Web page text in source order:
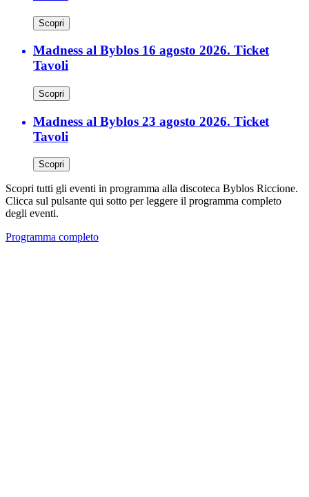
Scopri
Madness al Byblos 16 agosto 2026. Ticket
Tavoli
Scopri
Madness al Byblos 23 agosto 2026. Ticket
Tavoli
Scopri
Scopri tutti gli eventi in programma alla discoteca Byblos Riccione.
Clicca sul pulsante qui sotto per leggere il programma completo
degli eventi.
Programma completo